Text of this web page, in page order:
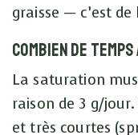
graisse — c’est de
Combien de
La saturation
raison de 3 g/
et très courtes